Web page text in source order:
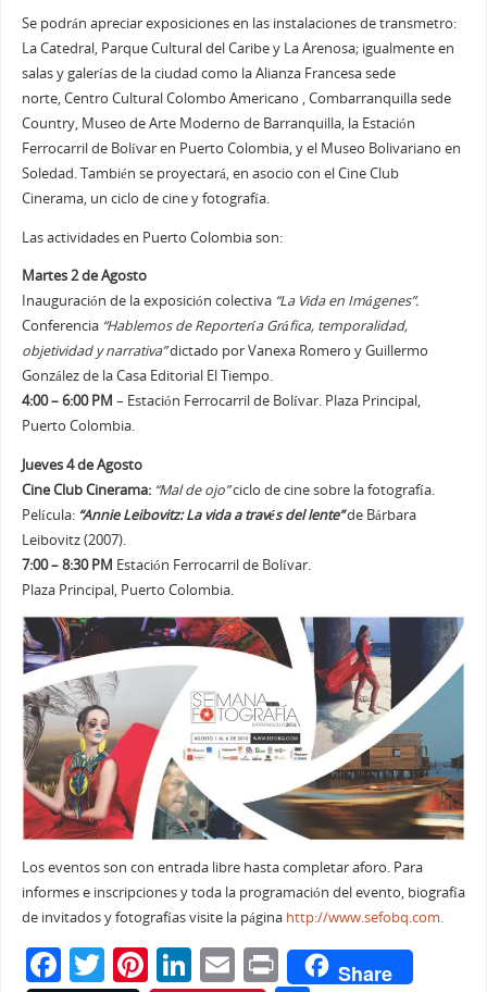
Se podrán apreciar exposiciones en las instalaciones de transmetro:
La Catedral, Parque Cultural del Caribe y La Arenosa; igualmente en
salas y galerías de la ciudad como la Alianza Francesa sede
norte, Centro Cultural Colombo Americano , Combarranquilla sede
Country, Museo de Arte Moderno de Barranquilla, la Estación
Ferrocarril de Bolívar en Puerto Colombia, y el Museo Bolivariano en
Soledad. También se proyectará, en asocio con el Cine Club
Cinerama, un ciclo de cine y fotografía.
Las actividades en Puerto Colombia son:
Martes 2 de Agosto
Inauguración de la exposición colectiva “La Vida en Imágenes”.
Conferencia “Hablemos de Reportería Gráfica, temporalidad,
objetividad y narrativa”dictado por Vanexa Romero y Guillermo
González de la Casa Editorial El Tiempo.
4:00 – 6:00 PM – Estación Ferrocarril de Bolívar. Plaza Principal,
Puerto Colombia.
Jueves 4 de Agosto
Cine Club Cinerama: “Mal de ojo”ciclo de cine sobre la fotografía.
Película: “Annie Leibovitz: La vida a través del lente”de Bárbara
Leibovitz (2007).
7:00 – 8:30 PM Estación Ferrocarril de Bolívar.
Plaza Principal, Puerto Colombia.
Los eventos son con entrada libre hasta completar aforo. Para
informes e inscripciones y toda la programación del evento, biografía
de invitados y fotografías visite la página http://www.sefobq.com.
F T Pi Li E Pr Share